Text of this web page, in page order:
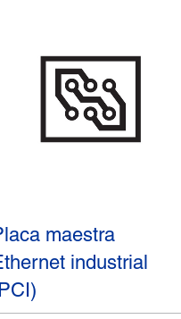
maestra
industrial